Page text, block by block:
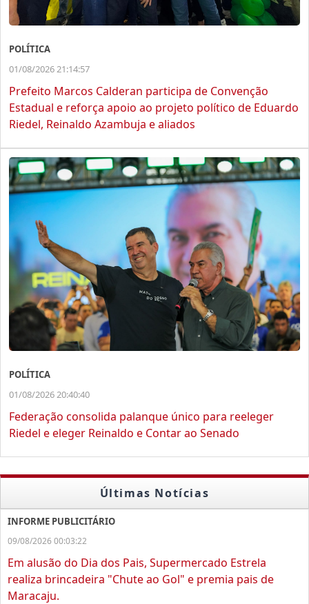
POLÍTICA
01/08/2026 21:14:57
Prefeito Marcos Calderan participa de Convenção
Estadual e reforça apoio ao projeto político de Eduardo
Riedel, Reinaldo Azambuja e aliados
POLÍTICA
01/08/2026 20:40:40
Federação consolida palanque único para reeleger
Riedel e eleger Reinaldo e Contar ao Senado
Últimas Notícias
INFORME PUBLICITÁRIO
09/08/2026 00:03:22
Em alusão do Dia dos Pais, Supermercado Estrela
realiza brincadeira "Chute ao Gol" e premia pais de
Maracaju.